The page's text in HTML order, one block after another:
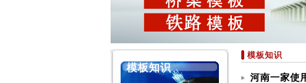
模板知识
模板知识
河南一家使